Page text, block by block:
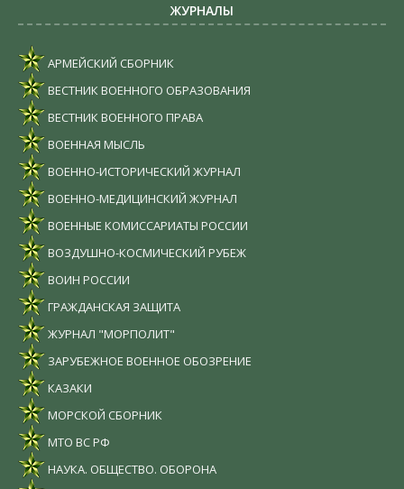
ЖУРНАЛЫ
АРМЕЙСКИЙ СБОРНИК
ВЕСТНИК ВОЕННОГО ОБРАЗОВАНИЯ
ВЕСТНИК ВОЕННОГО ПРАВА
ВОЕННАЯ МЫСЛЬ
ВОЕННО-ИСТОРИЧЕСКИЙ ЖУРНАЛ
ВОЕННО-МЕДИЦИНСКИЙ ЖУРНАЛ
ВОЕННЫЕ КОМИССАРИАТЫ РОССИИ
ВОЗДУШНО-КОСМИЧЕСКИЙ РУБЕЖ
ВОИН РОССИИ
ГРАЖДАНСКАЯ ЗАЩИТА
ЖУРНАЛ "МОРПОЛИТ"
ЗАРУБЕЖНОЕ ВОЕННОЕ ОБОЗРЕНИЕ
КАЗАКИ
МОРСКОЙ СБОРНИК
МТО ВС РФ
НАУКА. ОБЩЕСТВО. ОБОРОНА